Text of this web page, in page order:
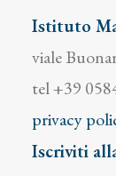
Istituto
viale
tel +39
privacy
Iscriviti